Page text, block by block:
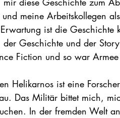
meine Arbeitskollegen
ist die Geschichte
der Geschichte und der
Fiction und so war
Helikarnos ist eine
Das Militär bittet mich,
In der fremden Welt